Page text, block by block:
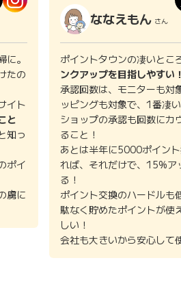
。
たの
イト
と
知っ
ポイ
虜に
ななえもん さん
ポイントタウンの凄いとこ
ンクアップを目指しやすい！
承認回数は、モニターも対
ッピングも対象で、1番凄
ショップの承認も回数にカ
ること！
あとは半年に5000ポイン
れば、それだけで、15%ア
る！
ポイント交換のハードルも
駄なく貯めたポイントが使
しい！
会社も大きいから安心して